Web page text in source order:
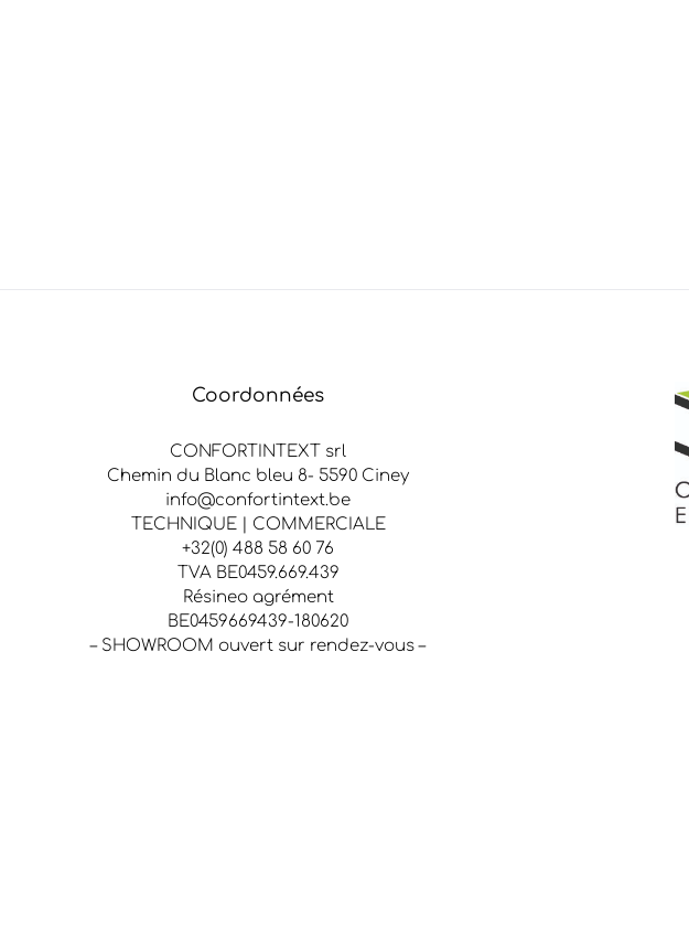
Coordonnées
CONFORTINTEXT srl
Chemin du Blanc bleu 8- 5590 Ciney
info@confortintext.be
TECHNIQUE | COMMERCIALE
+32(0) 488 58 60 76
TVA BE0459.669.439
Résineo agrément
BE0459669439-180620
– SHOWROOM ouvert sur rendez-vous –